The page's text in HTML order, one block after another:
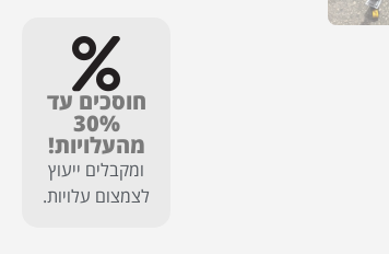
חוסכים עד
30%
מהעלויות!
ומקבלים ייעוץ
לצמצום עלויות.